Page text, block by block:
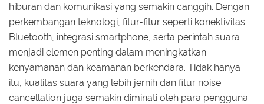
hiburan dan komunikasi yang semakin canggih. Dengan
perkembangan teknologi, fitur-fitur seperti konektivitas
Bluetooth, integrasi smartphone, serta perintah suara
menjadi elemen penting dalam meningkatkan
kenyamanan dan keamanan berkendara. Tidak hanya
itu, kualitas suara yang lebih jernih dan fitur noise
cancellation juga semakin diminati oleh para pengguna